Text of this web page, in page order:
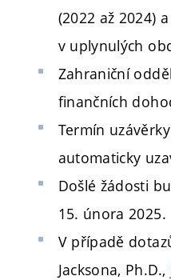
(2022 až 2024)
v uplynulých
Zahraniční
finančních
Termín
automaticky
Došlé žádosti
15. února 2025.
V případě
Jacksona, Ph.D.,